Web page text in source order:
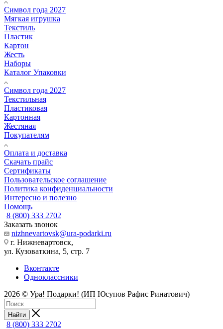
Символ года 2027
Мягкая игрушка
Текстиль
Пластик
Картон
Жесть
Наборы
Каталог Упаковки
Символ года 2027
Текстильная
Пластиковая
Картонная
Жестяная
Покупателям
Оплата и доставка
Скачать прайс
Сертификаты
Пользовательское соглашение
Политика конфиденциальности
Интересно и полезно
Помощь
8 (800) 333 2702
Заказать звонок
nizhnevartovsk@ura-podarki.ru
г. Нижневартовск,
ул. Кузоваткина, 5, стр. 7
Вконтакте
Одноклассники
2026 © Ура! Подарки! (ИП Юсупов Рафис Ринатович)
Найти
8 (800) 333 2702